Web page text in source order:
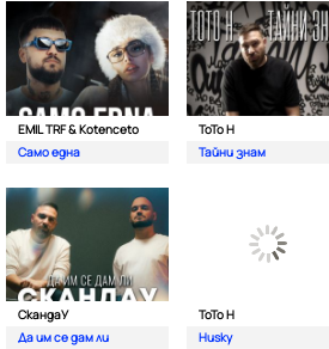
EMIL TRF & Kotenceto
Само една
ТоТо Н
Тайни знам
СкандаУ
Да им се дам ли
ToTo H
Husky